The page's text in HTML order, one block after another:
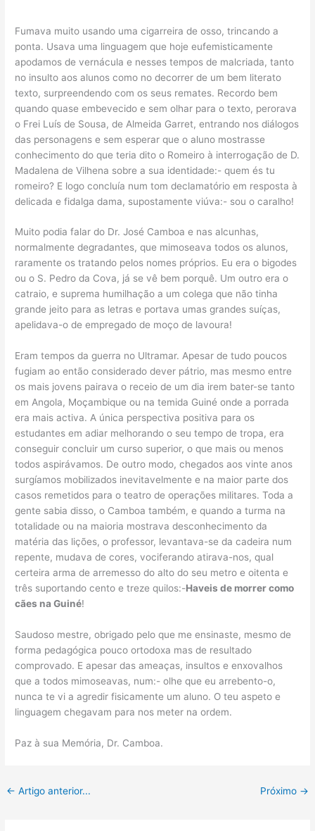
Fumava muito usando uma cigarreira de osso, trincando a
ponta. Usava uma linguagem que hoje eufemisticamente
apodamos de vernácula e nesses tempos de malcriada, tanto
no insulto aos alunos como no decorrer de um bem literato
texto, surpreendendo com os seus remates. Recordo bem
quando quase embevecido e sem olhar para o texto, perorava
o Frei Luís de Sousa, de Almeida Garret, entrando nos diálogos
das personagens e sem esperar que o aluno mostrasse
conhecimento do que teria dito o Romeiro à interrogação de D.
Madalena de Vilhena sobre a sua identidade:- quem és tu
romeiro? E logo concluía num tom declamatório em resposta à
delicada e fidalga dama, supostamente viúva:- sou o caralho!
Muito podia falar do Dr. José Camboa e nas alcunhas,
normalmente degradantes, que mimoseava todos os alunos,
raramente os tratando pelos nomes próprios. Eu era o bigodes
ou o S. Pedro da Cova, já se vê bem porquê. Um outro era o
catraio, e suprema humilhação a um colega que não tinha
grande jeito para as letras e portava umas grandes suíças,
apelidava-o de empregado de moço de lavoura!
Eram tempos da guerra no Ultramar. Apesar de tudo poucos
fugiam ao então considerado dever pátrio, mas mesmo entre
os mais jovens pairava o receio de um dia irem bater-se tanto
em Angola, Moçambique ou na temida Guiné onde a porrada
era mais activa. A única perspectiva positiva para os
estudantes em adiar melhorando o seu tempo de tropa, era
conseguir concluir um curso superior, o que mais ou menos
todos aspirávamos. De outro modo, chegados aos vinte anos
surgíamos mobilizados inevitavelmente e na maior parte dos
casos remetidos para o teatro de operações militares. Toda a
gente sabia disso, o Camboa também, e quando a turma na
totalidade ou na maioria mostrava desconhecimento da
matéria das lições, o professor, levantava-se da cadeira num
repente, mudava de cores, vociferando atirava-nos, qual
certeira arma de arremesso do alto do seu metro e oitenta e
três suportando cento e treze quilos:-Haveis de morrer como
cães na Guiné!
Saudoso mestre, obrigado pelo que me ensinaste, mesmo de
forma pedagógica pouco ortodoxa mas de resultado
comprovado. E apesar das ameaças, insultos e enxovalhos
que a todos mimoseavas, num:- olhe que eu arrebento-o,
nunca te vi a agredir fisicamente um aluno. O teu aspeto e
linguagem chegavam para nos meter na ordem.
Paz à sua Memória, Dr. Camboa.
← Artigo anterior... Próximo →